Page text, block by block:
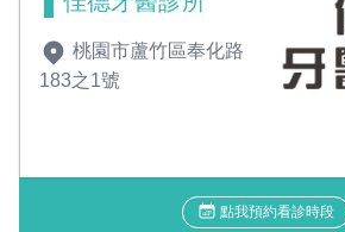
桃園市蘆竹區奉化路
183之1號
點我預約看診時段